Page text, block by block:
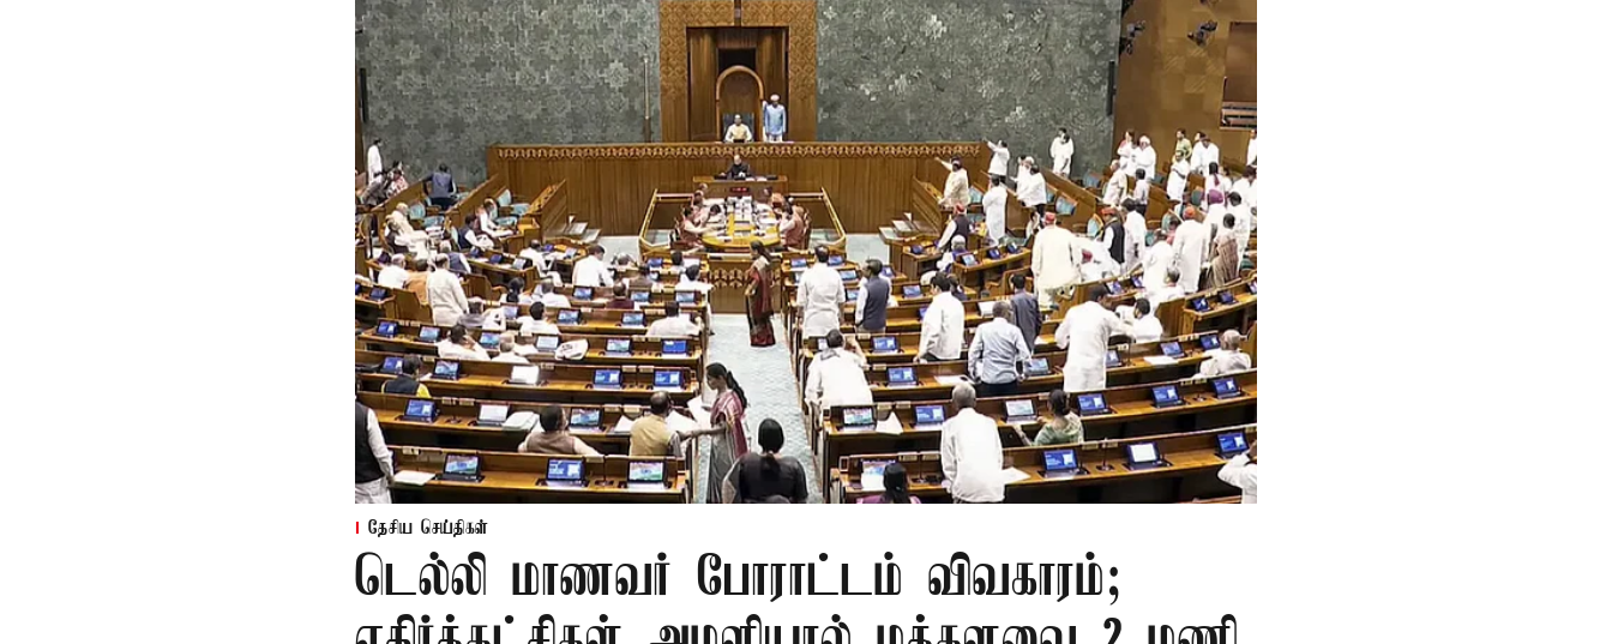
தேசிய செய்திகள்
டெல்லி மாணவர் போராட்டம் விவகாரம்;